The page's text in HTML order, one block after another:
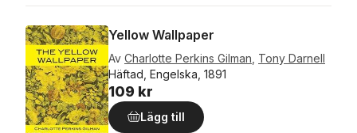
Yellow Wallpaper
Av Charlotte Perkins Gilman, Tony Darnell
Häftad, Engelska, 1891
109 kr
Lägg till